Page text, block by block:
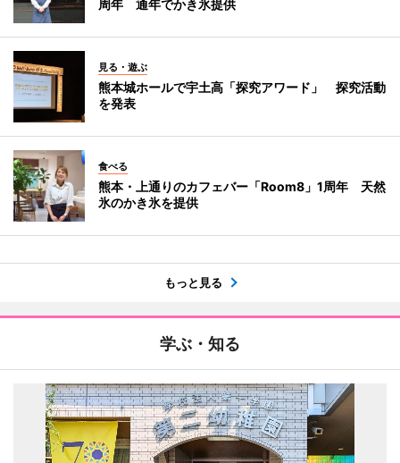
周年 通年でかき氷提供
見る・遊ぶ
熊本城ホールで宇土高「探究アワード」 探究活動
を発表
食べる
熊本・上通りのカフェバー「Room8」1周年 天然
氷のかき氷を提供
もっと見る
学ぶ・知る